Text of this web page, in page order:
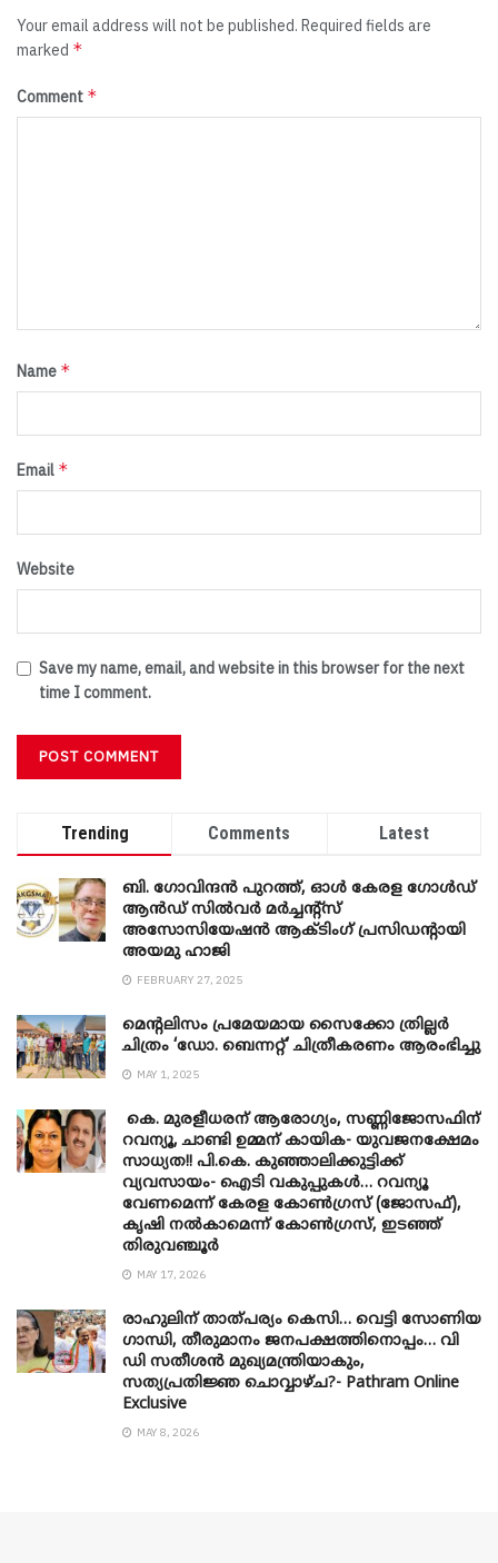
Your email address will not be published. Required fields are
marked *
Comment *
Name *
Email *
Website
Save my name, email, and website in this browser for the next
time I comment.
Trending Comments Latest
ബി. ​ഗോവിന്ദൻ പുറത്ത്, ഓൾ കേരള ഗോൾഡ്
ആൻഡ് സിൽവർ മർച്ചന്റ്സ്
അസോസിയേഷൻ ആക്ടിംഗ് പ്രസിഡന്റായി
അയമു ഹാജി
FEBRUARY 27, 2025
മെന്‍റലിസം പ്രമേയമായ സൈക്കോ ത്രില്ലർ
ചിത്രം ‘ഡോ. ബെന്നറ്റ്’ ചിത്രീകരണം ആരംഭിച്ചു
MAY 1, 2025
കെ. മുരളീധരന് ആരോഗ്യം, സണ്ണിജോസഫിന്
റവന്യൂ, ചാണ്ടി ഉമ്മന് കായിക- യുവജനക്ഷേമം
സാധ്യത!! പി.കെ. കുഞ്ഞാലിക്കുട്ടിക്ക്
വ്യവസായം- ഐടി വകുപ്പുകൾ… റവന്യൂ
വേണമെന്ന് കേരള കോൺഗ്രസ് (ജോസഫ്),
കൃഷി നൽകാമെന്ന് കോൺഗ്രസ്, ഇടഞ്ഞ്
തിരുവഞ്ചൂർ
MAY 17, 2026
രാഹുലിന് താത്പര്യം കെസി… വെട്ടി സോണിയ
​ഗാന്ധി, തീരുമാനം ജനപക്ഷത്തിനൊപ്പം… വി
ഡി സതീശൻ മുഖ്യമന്ത്രിയാകും,
സത്യപ്രതിജ്ഞ ചൊവ്വാഴ്ച?- Pathram Online
Exclusive
MAY 8, 2026